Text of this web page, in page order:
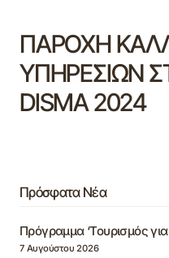
ΠΑΡΟΧΗ
ΥΠΗΡΕΣΙΩΝ
DISMA 2024
Πρόσφατα Νέα
Πρόγραμμα ‘Τουρισμός
7 Αυγούστου 2026